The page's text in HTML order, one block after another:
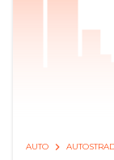
AUTO